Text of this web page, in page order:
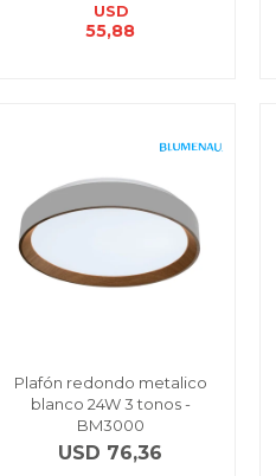
USD
55,88
Plafón redondo metalico
blanco 24W 3 tonos -
BM3000
USD 76,36